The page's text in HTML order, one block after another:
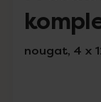
nougat, 4 x